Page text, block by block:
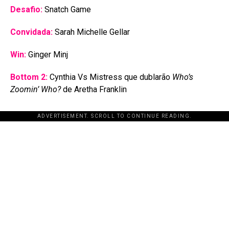
Desafio: Snatch Game
Convidada: Sarah Michelle Gellar
Win: Ginger Minj
Bottom 2: Cynthia Vs Mistress que dublarão Who’s
Zoomin’ Who?de Aretha Franklin
ADVERTISEMENT. SCROLL TO CONTINUE READING.